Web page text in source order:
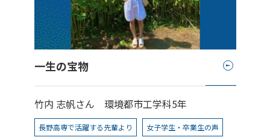
一生の宝物
竹内 志帆さん 環境都市工学科5年
長野高専で活躍する先輩より 女子学生・卒業生の声